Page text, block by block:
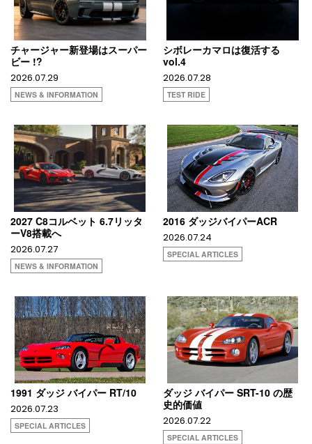
チャージャー新登場はスーパー
ビー !?
2026.07.29
NEWS & INFORMATION
シボレーカマロは復活する
vol.4
2026.07.28
TEST RIDE
2027 C8コルベット 6.7リッタ
ーV8搭載へ
2026.07.27
NEWS & INFORMATION
2016 ダッジバイパーACR
2026.07.24
SPECIAL ARTICLES
1991 ダッジ バイパー RT/10
2026.07.23
SPECIAL ARTICLES
ダッジ バイパー SRT-10 の歴
史的価値
2026.07.22
SPECIAL ARTICLES